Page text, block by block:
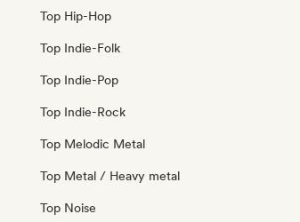
Top Hip-Hop
Top Indie-Folk
Top Indie-Pop
Top Indie-Rock
Top Melodic Metal
Top Metal / Heavy metal
Top Noise